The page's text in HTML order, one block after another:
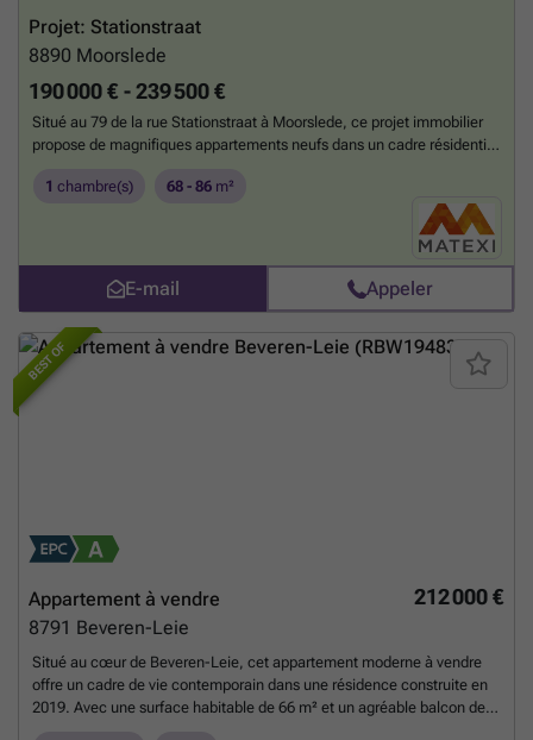
Projet: Stationstraat
8890 Moorslede
190 000 € - 239 500 €
Situé au 79 de la rue Stationstraat à Moorslede, ce projet immobilier
propose de magnifiques appartements neufs dans un cadre résidentiel
disposent d’une ou deux chambres, parfaits pour des couples ou de
petites familles souhaitant s’installer dans un environnement
accueillant. Chaque appartement bénéficie d’un vaste terrasse allant
de 6 à 39 m², idéal pour profiter des beaux jours en toute tranquillité.
Les appartements sont soigneusement finis avec une touche
moderne, tout en conservant le charme de la façade en pierre de
sable d’origine. La conception privilégie également la convivialité,
avec un espace commun central comprenant un patio ensoleillé et
fleuri, parfait pour se détendre ou faire connaissance avec ses voisins.
Une place de stationnement privée est également incluse pour plus de
contacter directement notre conseiller commercial.
1 chambre(s) 68 - 86 m²
E-mail Appeler
BEST OF
212 000 €
Appartement à vendre
8791 Beveren-Leie
Situé au cœur de Beveren-Leie, cet appartement moderne à vendre
offre un cadre de vie contemporain dans une résidence construite en
2019. Avec une surface habitable de 66 m² et un agréable balcon de